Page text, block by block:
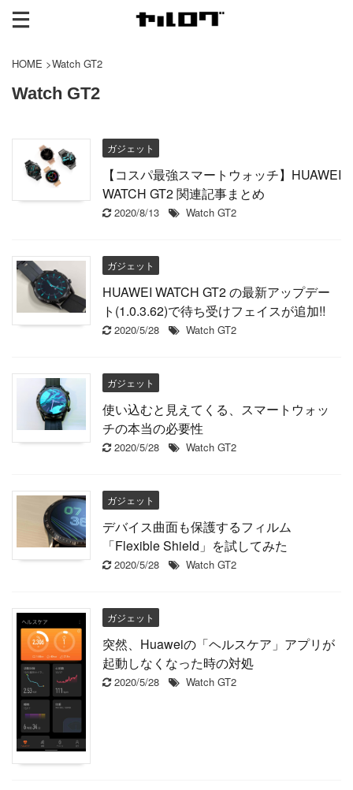
HOME >Watch GT2
Watch GT2
ガジェット
【コスパ最強スマートウォッチ】HUAWEI
WATCH GT2 関連記事まとめ
2020/8/13 Watch GT2
ガジェット
HUAWEI WATCH GT2 の最新アップデー
ト(1.0.3.62)で待ち受けフェイスが追加!!
2020/5/28 Watch GT2
ガジェット
使い込むと見えてくる、スマートウォッ
チの本当の必要性
2020/5/28 Watch GT2
ガジェット
デバイス曲面も保護するフィルム
「Flexible Shield」を試してみた
2020/5/28 Watch GT2
ガジェット
突然、Huaweiの「ヘルスケア」アプリが
起動しなくなった時の対処
2020/5/28 Watch GT2